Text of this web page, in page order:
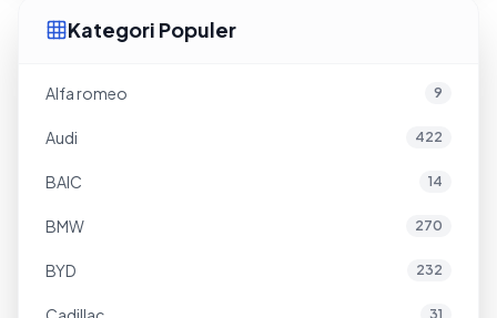
Kategori Populer
Alfa romeo 9
Audi 422
BAIC 14
BMW 270
BYD 232
31